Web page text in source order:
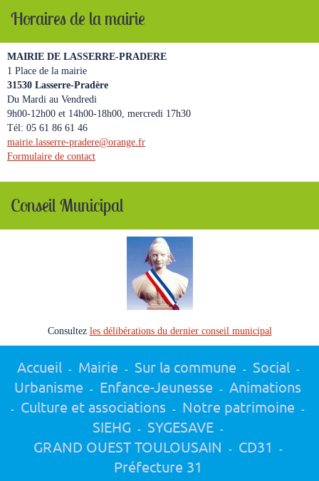
Horaires de la mairie
MAIRIE DE LASSERRE-PRADERE
1 Place de la mairie
31530 Lasserre-Pradère
Du Mardi au Vendredi
9h00-12h00 et 14h00-18h00, mercredi 17h30
Tél: 05 61 86 61 46
mairie.lasserre-pradere@orange.fr
Formulaire de contact
Conseil Municipal
Consultez les délibérations du dernier conseil municipal
Accueil - Mairie - Sur la commune - Social -
Urbanisme - Enfance-Jeunesse - Animations
- Culture et associations - Notre patrimoine -
SIEHG - SYGESAVE -
GRAND OUEST TOULOUSAIN - CD31 -
Préfecture 31